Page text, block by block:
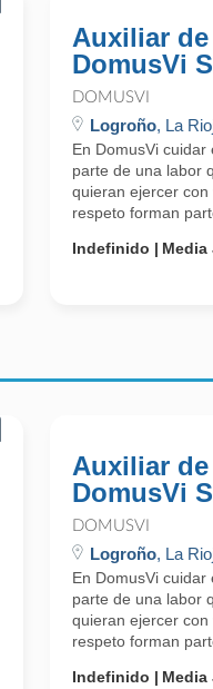
Auxiliar
DomusVi
DOMUSVI
Logroño, La
En DomusVi
parte de una labor
quieran ejercer
respeto forman
Indefinido
Media
Auxiliar
DomusVi
DOMUSVI
Logroño, La
En DomusVi
parte de una labor
quieran ejercer
respeto forman
Indefinido
Media